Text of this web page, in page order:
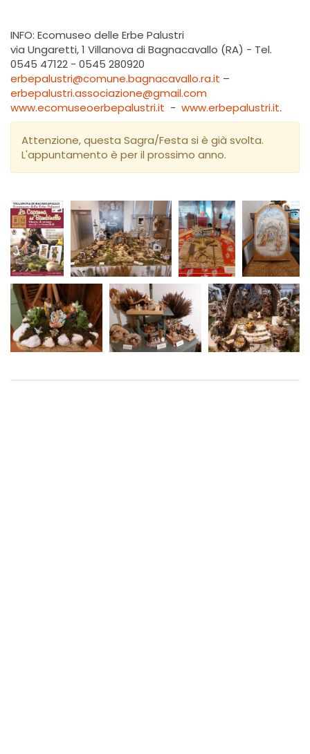
INFO: Ecomuseo delle Erbe Palustri
via Ungaretti, 1 Villanova di Bagnacavallo (RA) - Tel.
0545 47122 - 0545 280920
erbepalustri@comune.bagnacavallo.ra.it –
erbepalustri.associazione@gmail.com
www.ecomuseoerbepalustri.it - www.erbepalustri.it.
Attenzione, questa Sagra/Festa si è già svolta.
L'appuntamento è per il prossimo anno.